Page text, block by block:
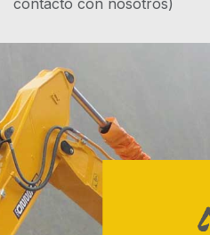
contacto con nosotros)